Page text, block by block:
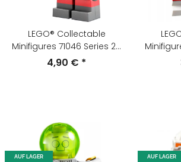
LEGO® Collectable
Minifigures 71046 Series 26
Alien-Tourist
4,90 € *
AUF LAGER AUF LAGER